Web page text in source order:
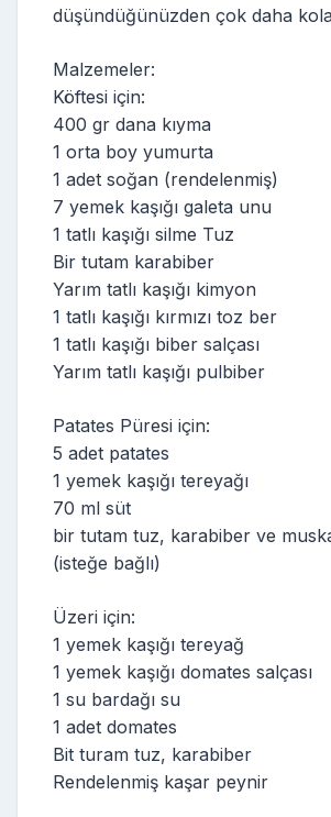
düşündüğünüzden çok daha
Malzemeler:
Köftesi için:
400 gr dana kıyma
1 orta boy yumurta
1 adet soğan (rendelenmiş)
7 yemek kaşığı galeta unu
1 tatlı kaşığı silme Tuz
Bir tutam karabiber
Yarım tatlı kaşığı kimyon
1 tatlı kaşığı kırmızı toz ber
1 tatlı kaşığı biber salçası
Yarım tatlı kaşığı pulbiber
Patates Püresi için:
5 adet patates
1 yemek kaşığı tereyağı
70 ml süt
bir tutam tuz, karabiber ve
(isteğe bağlı)
Üzeri için:
1 yemek kaşığı tereyağ
1 yemek kaşığı domates salçası
1 su bardağı su
1 adet domates
Bit turam tuz, karabiber
Rendelenmiş kaşar peynir